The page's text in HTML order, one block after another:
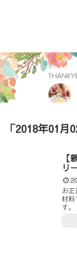
「2018年01月
リ
お
材料
す。